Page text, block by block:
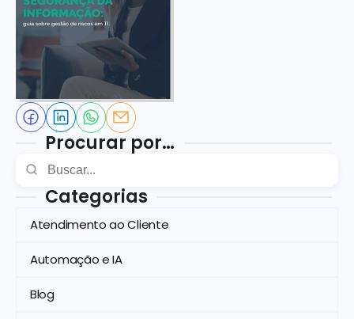
Procurar por…
Categorias
Atendimento ao Cliente
Automação e IA
Blog